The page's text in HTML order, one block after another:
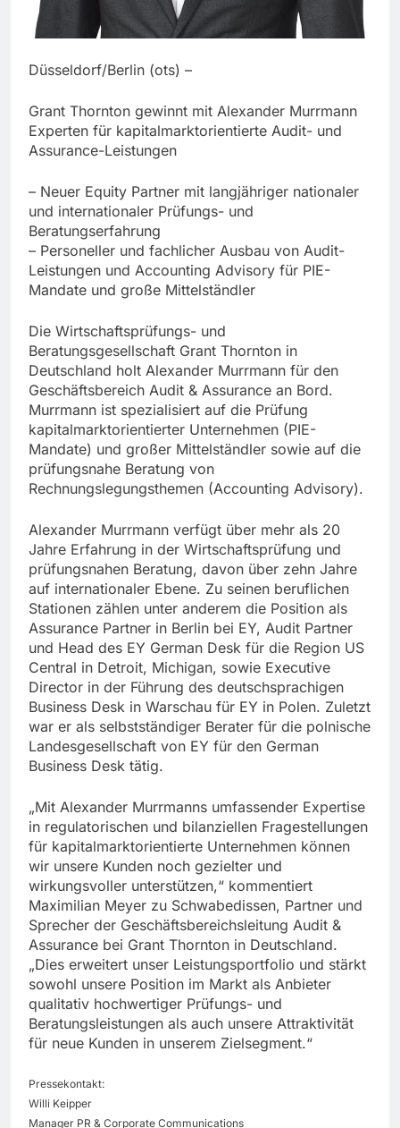
Düsseldorf/Berlin (ots) –
Grant Thornton gewinnt mit Alexander Murrmann
Experten für kapitalmarktorientierte Audit- und
Assurance-Leistungen
– Neuer Equity Partner mit langjähriger nationaler
und internationaler Prüfungs- und
Beratungserfahrung
– Personeller und fachlicher Ausbau von Audit-
Leistungen und Accounting Advisory für PIE-
Mandate und große Mittelständler
Die Wirtschaftsprüfungs- und
Beratungsgesellschaft Grant Thornton in
Deutschland holt Alexander Murrmann für den
Geschäftsbereich Audit & Assurance an Bord.
Murrmann ist spezialisiert auf die Prüfung
kapitalmarktorientierter Unternehmen (PIE-
Mandate) und großer Mittelständler sowie auf die
prüfungsnahe Beratung von
Rechnungslegungsthemen (Accounting Advisory).
Alexander Murrmann verfügt über mehr als 20
Jahre Erfahrung in der Wirtschaftsprüfung und
prüfungsnahen Beratung, davon über zehn Jahre
auf internationaler Ebene. Zu seinen beruflichen
Stationen zählen unter anderem die Position als
Assurance Partner in Berlin bei EY, Audit Partner
und Head des EY German Desk für die Region US
Central in Detroit, Michigan, sowie Executive
Director in der Führung des deutschsprachigen
Business Desk in Warschau für EY in Polen. Zuletzt
war er als selbstständiger Berater für die polnische
Landesgesellschaft von EY für den German
Business Desk tätig.
„Mit Alexander Murrmanns umfassender Expertise
in regulatorischen und bilanziellen Fragestellungen
für kapitalmarktorientierte Unternehmen können
wir unsere Kunden noch gezielter und
wirkungsvoller unterstützen,“ kommentiert
Maximilian Meyer zu Schwabedissen, Partner und
Sprecher der Geschäftsbereichsleitung Audit &
Assurance bei Grant Thornton in Deutschland.
„Dies erweitert unser Leistungsportfolio und stärkt
sowohl unsere Position im Markt als Anbieter
qualitativ hochwertiger Prüfungs- und
Beratungsleistungen als auch unsere Attraktivität
für neue Kunden in unserem Zielsegment.“
Pressekontakt:
Willi Keipper
Manager PR & Corporate Communications